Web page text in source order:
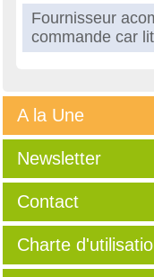
Fournisseur
commande car
A la Une
Newsletter
Contact
Charte